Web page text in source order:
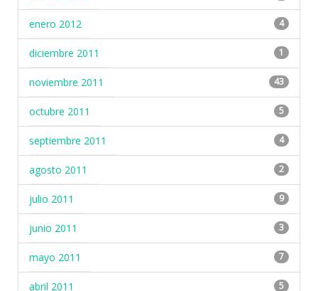
enero 2012 4
diciembre 2011 1
noviembre 2011 43
octubre 2011 5
septiembre 2011 4
agosto 2011 2
julio 2011 9
junio 2011 3
mayo 2011 7
abril 2011 5